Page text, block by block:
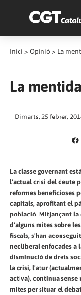
Inici > Opinió > La
La
Dimarts, 25 febrer,
La classe governant
l'actual crisi del deute
reformes beneficioses
capitals, aprofitant el
població. Mitjançant la
d'alguns mites sobre
fiscals, s'han
neoliberal enfocades a
disminució de drets
la crisi, l'atur
activa), continua sense
mites per situar el